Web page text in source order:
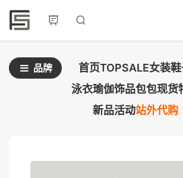
品牌 首页TOPSALE女装
泳衣瑜伽饰品包包现货
新品活动站外代购